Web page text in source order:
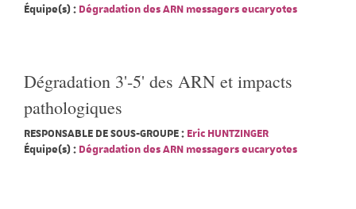
Équipe(s) : Dégradation des ARN messagers eucaryotes
Dégradation 3'-5' des ARN et impacts
pathologiques
RESPONSABLE DE SOUS-GROUPE : Eric HUNTZINGER
Équipe(s) : Dégradation des ARN messagers eucaryotes